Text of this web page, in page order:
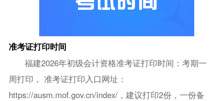
准考证打印时间
福建2026年初级会计资格准考证打印时间：考期一
周打印， 准考证打印入口网址：
https://ausm.mof.gov.cn/index/，建议打印2份，一份备